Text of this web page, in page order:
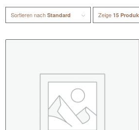
Sortieren nachStandard Zeige15